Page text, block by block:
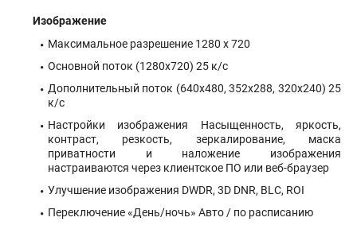
Изображение
Максимальное разрешение 1280 x 720
Основной поток (1280x720) 25 к/с
Дополнительный поток (640x480, 352x288, 320x240) 25
к/с
Настройки изображения Насыщенность, яркость,
контраст, резкость, зеркалирование, маска
приватности и наложение изображения
настраиваются через клиентское ПО или веб-браузер
Улучшение изображения DWDR, 3D DNR, BLC, ROI
Переключение «День/ночь» Авто / по расписанию